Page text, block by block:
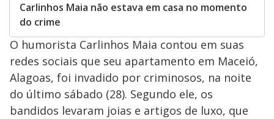
Carlinhos Maia não estava em casa no momento
do crime
O humorista Carlinhos Maia contou em suas
redes sociais que seu apartamento em Maceió,
Alagoas, foi invadido por criminosos, na noite
do último sábado (28). Segundo ele, os
bandidos levaram joias e artigos de luxo, que